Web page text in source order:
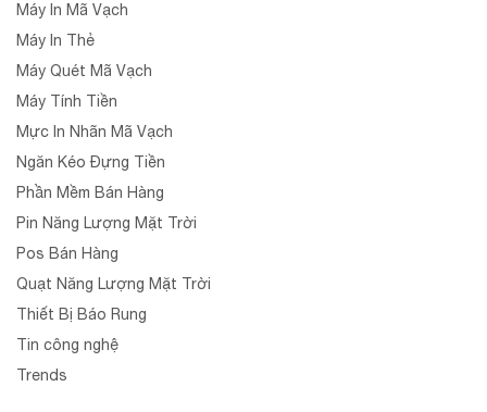
Máy In Mã Vạch
Máy In Thẻ
Máy Quét Mã Vạch
Máy Tính Tiền
Mực In Nhãn Mã Vạch
Ngăn Kéo Đựng Tiền
Phần Mềm Bán Hàng
Pin Năng Lượng Mặt Trời
Pos Bán Hàng
Quạt Năng Lượng Mặt Trời
Thiết Bị Báo Rung
Tin công nghệ
Trends